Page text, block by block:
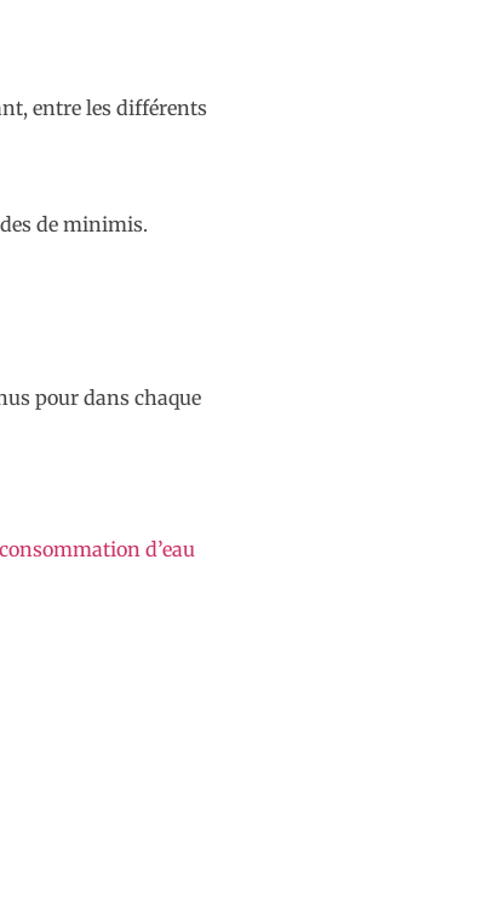
entre les différents
de minimis.
pour dans chaque
d’eau